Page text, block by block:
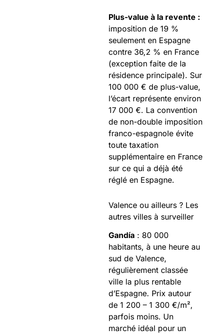
Plus-value à la revente :
imposition de 19 %
seulement en Espagne
contre 36,2 % en France
(exception faite de la
résidence principale). Sur
100 000 € de plus-value,
l’écart représente environ
17 000 €. La convention
de non-double imposition
franco-espagnole évite
toute taxation
supplémentaire en France
sur ce qui a déjà été
réglé en Espagne.
Valence ou ailleurs ? Les
autres villes à surveiller
Gandía : 80 000
habitants, à une heure au
sud de Valence,
régulièrement classée
ville la plus rentable
d’Espagne. Prix autour
de 1 200 – 1 300 €/m²,
parfois moins. Un
marché idéal pour un